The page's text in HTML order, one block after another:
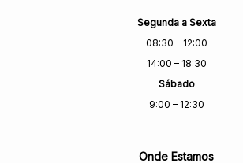
Segunda a Sexta
08:30 – 12:00
14:00 – 18:30
Sábado
9:00 – 12:30
Onde Estamos